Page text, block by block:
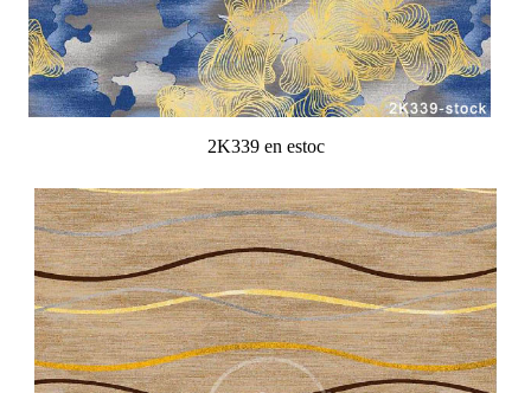
2K339 en estoc